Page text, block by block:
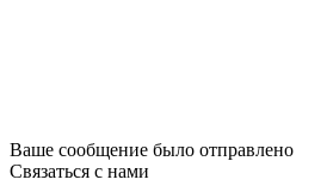
Ваше сообщение было отправлено
Связаться с нами